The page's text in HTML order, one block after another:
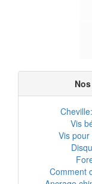
Vis
Vis
Comment